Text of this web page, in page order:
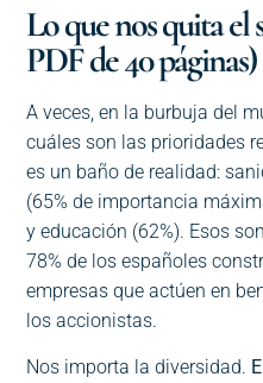
Lo que nos quita el
PDF de 40 páginas)
A veces, en la burbuja del
cuáles son las prioridades
es un baño de realidad:
(65% de importancia
y educación (62%). Esos
78% de los españoles
empresas que actúen en
los accionistas.
Nos importa la diversidad.